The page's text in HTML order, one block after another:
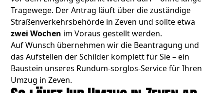
Tragewege. Der Antrag läuft über die zuständige
Straßenverkehrsbehörde in Zeven und sollte etwa
zwei Wochen im Voraus gestellt werden.
Auf Wunsch übernehmen wir die Beantragung und
das Aufstellen der Schilder komplett für Sie – ein
Baustein unseres Rundum-sorglos-Service für Ihren
Umzug in Zeven.